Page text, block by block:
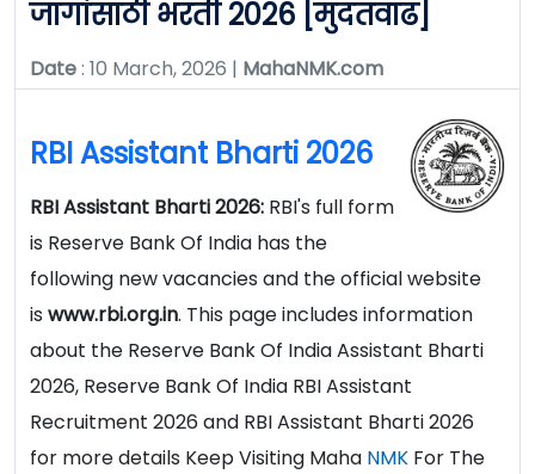
जागांसाठी भरती 2026 [मुदतवाढ]
Date: 10 March, 2026 | MahaNMK.com
RBI Assistant Bharti 2026
RBI Assistant Bharti 2026: RBI's full form
is Reserve Bank Of India has the
following new vacancies and the official website
is www.rbi.org.in. This page includes information
about the Reserve Bank Of India Assistant Bharti
2026, Reserve Bank Of India RBI Assistant
Recruitment 2026 and RBI Assistant Bharti 2026
for more details Keep Visiting Maha NMK For The